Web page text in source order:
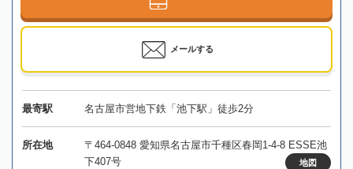
メールする
最寄駅 名古屋市営地下鉄「池下駅」徒歩2分
所在地
〒464-0848 愛知県名古屋市千種区春岡1-4-8 ESSE池
下407号
地図